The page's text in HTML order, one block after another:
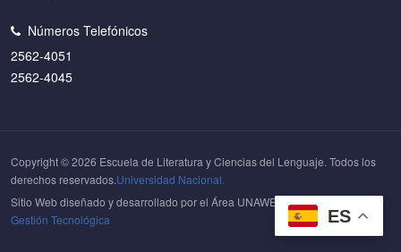
ES
Números Telefónicos
2562-4051
2562-4045
Copyright © 2026 Escuela de Literatura y Ciencias del Lenguaje. Todos los
derechos reservados.Universidad Nacional.
Sitio Web diseñado y desarrollado por el Área UNAWEB delCentro de
Gestión Tecnológica